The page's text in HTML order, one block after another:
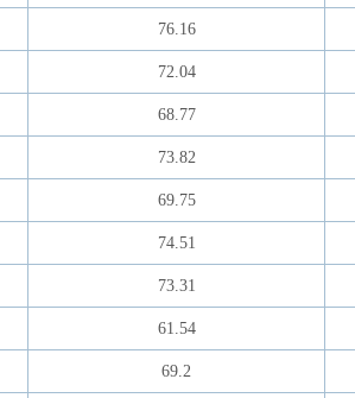
76.16
72.04
68.77
73.82
69.75
74.51
73.31
61.54
69.2